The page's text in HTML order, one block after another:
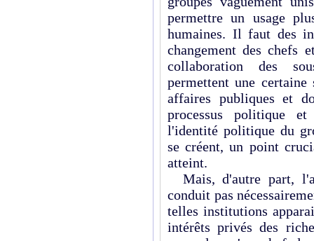
permettre un usage
humaines. Il faut des
changement des chefs
collaboration des
permettent une
affaires publiques et
processus politique
l'identité politique du
se créent, un point
atteint.
Mais, d'autre part,
conduit pas
telles institutions
intérêts privés des